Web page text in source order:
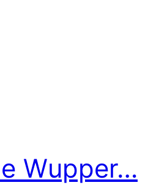
Wupper…